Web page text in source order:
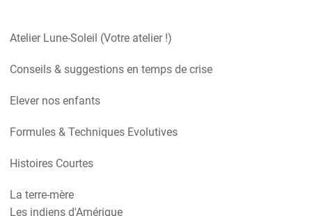
Atelier Lune-Soleil (Votre atelier !)
Conseils & suggestions en temps de crise
Elever nos enfants
Formules & Techniques Evolutives
Histoires Courtes
La terre-mère
Les indiens d'Amérique